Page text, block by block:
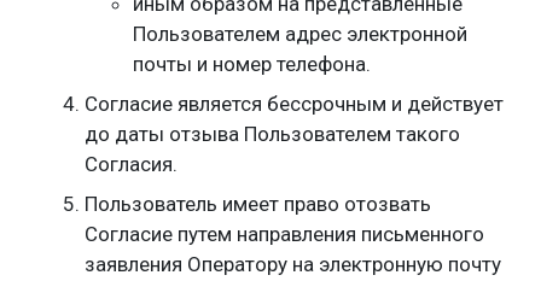
Пользователем адрес электронной
почты и номер телефона.
Согласие является бессрочным и действует
до даты отзыва Пользователем такого
Согласия.
Пользователь имеет право отозвать
Согласие путем направления письменного
заявления Оператору на электронную почту